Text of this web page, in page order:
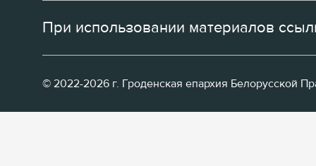
При использовании материалов
© 2022-2026 г. Гроденская епархия Белорусской